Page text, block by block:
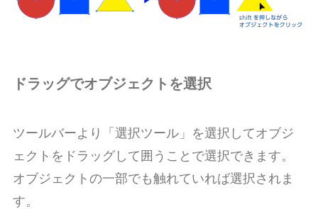
ドラッグでオブジェクトを選択
ツールバーより「選択ツール」を選択してオブジ
ェクトをドラッグして囲うことで選択できます。
オブジェクトの一部でも触れていれば選択されま
す。